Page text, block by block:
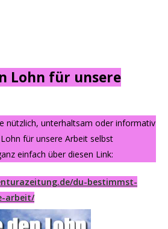
Lohn für unsere
nützlich, unterhaltsam oder informativ
für unsere Arbeit selbst
einfach über diesen Link:
du-bestimmst-
arbeit/